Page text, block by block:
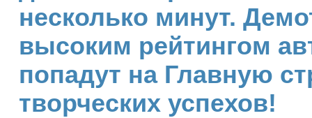
несколько минут.
высоким рейтингом
попадут на Главную
творческих успехов!